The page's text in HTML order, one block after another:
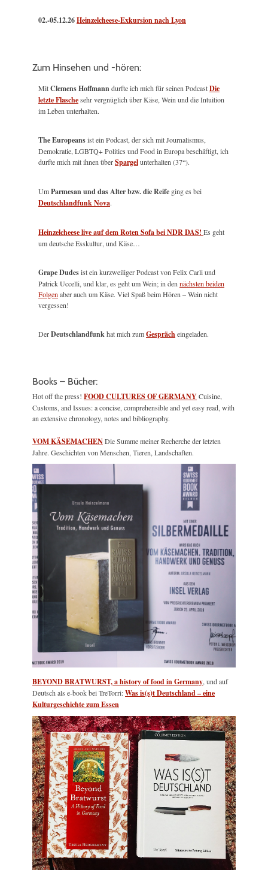
02.-05.12.26Heinzelcheese-Exkursion nach Lyon
Zum Hinsehen und -hören:
MitClemens Hoffmanndurfte ich mich für seinen PodcastDie
letzte Flaschesehr vergnüglich über Käse, Wein und die Intuition
im Leben unterhalten.
The Europeansist ein Podcast, der sich mit Journalismus,
Demokratie, LGBTQ+ Politics und Food in Europa beschäftigt, ich
durfte mich mit ihnen überSpargelunterhalten (37“).
UmParmesan und das Alter bzw. die Reife ging es bei
Deutschlandfunk Nova.
Heinzelcheese live auf dem Roten Sofa bei NDR DAS! Es geht
um deutsche Esskultur, und Käse…
Grape Dudesist ein kurzweiliger Podcast von Felix Carli und
Patrick Uccelli, und klar, es geht um Wein; in dennächsten beiden
Folgenaber auch um Käse. Viel Spaß beim Hören – Wein nicht
vergessen!
DerDeutschlandfunkhat mich zumGesprächeingeladen.
Books – Bücher:
Hot off the press! FOOD CULTURES OF GERMANYCuisine,
Customs, and Issues: a concise, comprehensible and yet easy read, with
an extensive chronology, notes and bibliography.
VOM KÄSEMACHENDie Summe meiner Recherche der letzten
Jahre. Geschichten von Menschen, Tieren, Landschaften.
BEYOND BRATWURST, a history of food in Germany, und auf
Deutsch als e-book bei TreTorri:Was is(s)t Deutschland – eine
Kulturgeschichte zum Essen